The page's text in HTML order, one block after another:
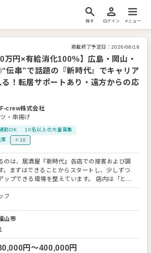
探す ログイン メニュー
掲載終了予定日： 2026/08/18
万円×有給消化100％】広島・岡山・
伝串”で話題の『新時代』でキャリア
！転居サポートあり・遠方からの応
F-crew株式会社
・串揚げ
勤OK
10名以上の大量募集
業
＋16
のは、居酒屋『新時代』各店での接客および調
。まずはできることからスタートし、少しずつ
ップできる環境を整えています。 店内は「とに
」「とにかく元気」な雰囲気が魅力。笑顔の接
ワークを大切にしながら、ワイワイ働ける職場
ご案内やオーダー対応 ・ドリンクや料理の提供
での簡単な盛り付けや仕込み ・食器洗浄や清掃
、明るくて頼れる先輩たちがしっかりサポート
すので、経験が浅くても安心して始められま
フ
山市
円〜400,000円